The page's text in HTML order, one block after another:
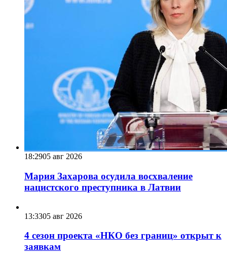
18:2905 авг 2026
Мария Захарова осудила восхваление
нацистского преступника в Латвии
13:3305 авг 2026
4 сезон проекта «НКО без границ» открыт к
заявкам